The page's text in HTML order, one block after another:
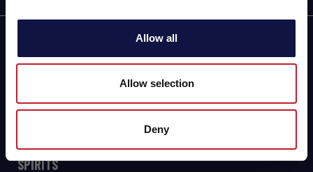
Allow all
Allow selection
Deny
CERVEZA
SPIRITS